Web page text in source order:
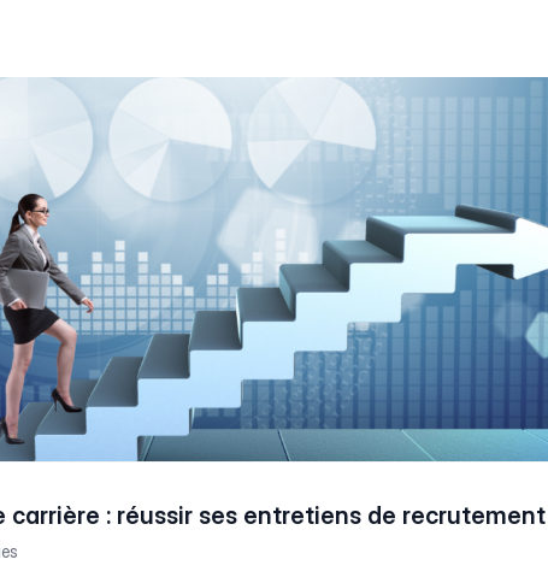
carrière : réussir ses entretiens de recrutement